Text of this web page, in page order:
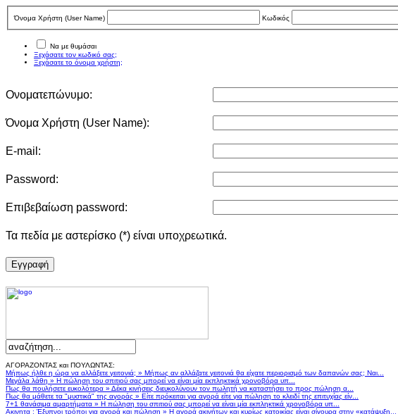
Όνομα Χρήστη (User Νame) Κωδικός
Να με θυμάσαι
Ξεχάσατε τον κωδικό σας;
Ξεχάσατε το όνομα χρήστη;
Ονοματεπώνυμο:
Όνομα Χρήστη (User Νame):
E-mail:
Password:
Επιβεβαίωση password:
Τα πεδία με αστερίσκο (*) είναι υποχρεωτικά.
Eγγραφή
ΑΓΟΡΑΖΟΝΤΑΣ και ΠΟΥΛΩΝΤΑΣ:
Μήπως ήλθε η ώρα να αλλάξετε γειτονιά; » Μήπως αν αλλάζατε γειτονιά θα είχατε περιορισμό των δαπανών σας; Ναι...
Μεγάλα λάθη » Η πώληση του σπιτιού σας μπορεί να είναι μία εκπληκτικά χρονοβόρα υπ...
Πως θα πουλήσετε ευκολότερα » Δέκα κινήσεις διευκολύνουν τον πωλητή να καταστήσει το προς πώληση α...
Πως θα μάθετε τα "μυστικά" της αγοράς » Είτε πρόκειται για αγορά είτε για πώληση το κλειδί της επιτυχίας είν...
7+1 θανάσιμα αμαρτήματα » Η πώληση του σπιτιού σας μπορεί να είναι μία εκπληκτικά χρονοβόρα υπ...
Ακινητα : Έξυπνοι τρόποι για αγορά και πώληση » Η αγορά ακινήτων και κυρίως κατοικίας είναι σίγουρα στην «κατάψυξη...